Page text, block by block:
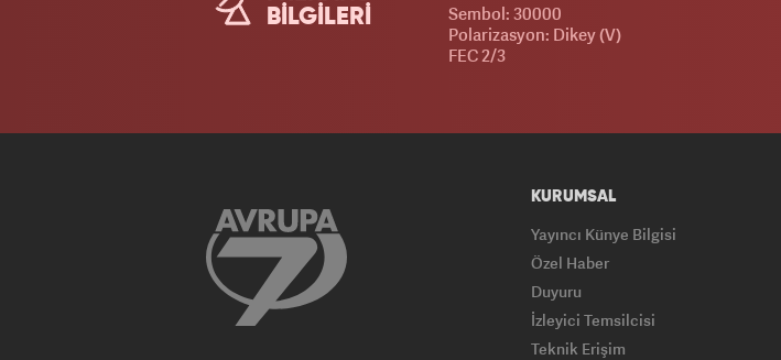
BİLGİLERİ
Sembol: 30000
Polarizasyon: Dikey (V)
FEC 2/3
KURUMSAL
Yayıncı Künye Bilgisi
Özel Haber
Duyuru
İzleyici Temsilcisi
Teknik Erişim